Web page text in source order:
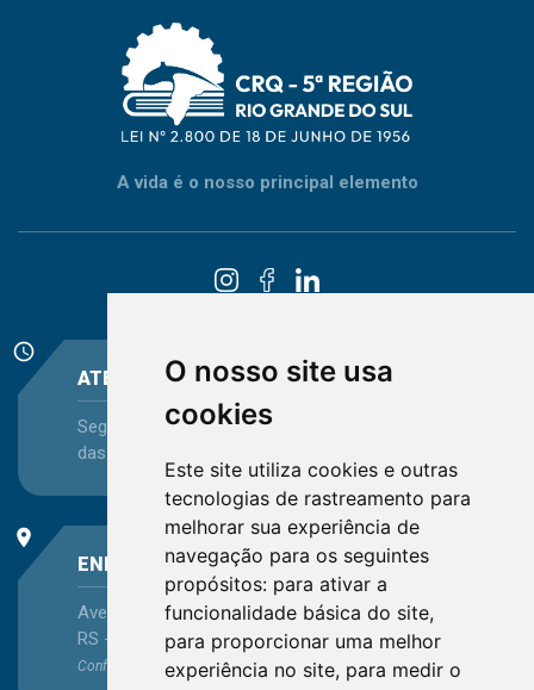
O nosso site usa
cookies
Este site utiliza cookies e outras
tecnologias de rastreamento para
melhorar sua experiência de
navegação para os seguintes
propósitos: para ativar a
funcionalidade básica do site,
para proporcionar uma melhor
experiência no site, para medir o
A vida é o nosso principal elemento
schedule
ATENDIMENTO
Segunda-feira a Sexta-feira - das 08:30 às 12:15 e
das 13:30 às 16:45
place
ENDEREÇO
Avenida Itaqui, 45, Bairro Petrópolis, Porto Alegre -
RS - CEP 90460-140
Confira as demaislocalizações no Estado